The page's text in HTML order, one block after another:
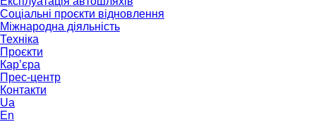
Соціальні проєкти відновлення
Міжнародна діяльність
Техніка
Проєкти
Кар’єра
Прес-центр
Контакти
Ua
En